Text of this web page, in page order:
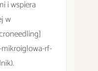
i wspiera
w
rf-